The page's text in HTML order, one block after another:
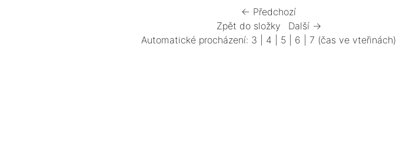
← Předchozí
Zpět do složky
Další →
Automatické procházení: 3 4 5 6 7 (čas ve vteřinách)